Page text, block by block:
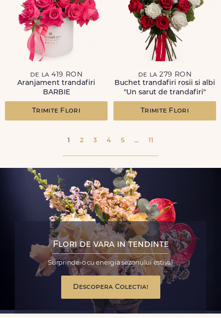
de la 419 RON
Aranjament trandafiri
BARBIE
Trimite Flori
de la 279 RON
Buchet trandafiri rosii si albi
"Un sarut de trandafiri"
Trimite Flori
1 2 3 4 5 ... 11
Flori de vara in tendinte
Surprinde-o cu energia sezonului estival
Descopera Colectia!